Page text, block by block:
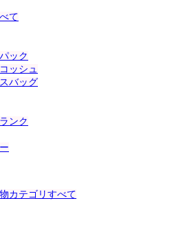
て
ック
ッシュ
バッグ
ンク
カテゴリすべて